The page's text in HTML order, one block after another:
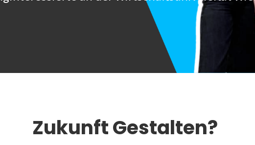
Zukunft Gestalten?